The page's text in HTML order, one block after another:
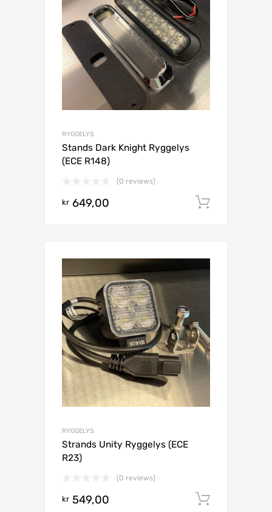
RYGGELYS
Stands Dark Knight Ryggelys
(ECE R148)
(0 reviews)
kr 649,00
RYGGELYS
Strands Unity Ryggelys (ECE
R23)
(0 reviews)
kr 549,00